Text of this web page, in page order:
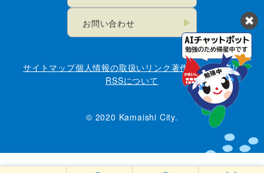
お問い合わせ
サイトマップ個人情報の取扱い リンク著作権・免責事項
RSSについて
© 2020 Kamaishi City.